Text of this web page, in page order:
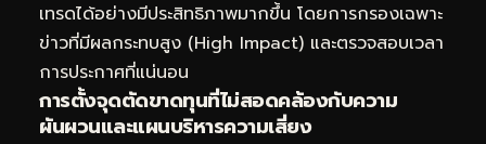
เทรดได้อย่างมีประสิทธิภาพมากขึ้น โดยการกรองเฉพาะ
ข่าวที่มีผลกระทบสูง (High Impact) และตรวจสอบเวลา
การประกาศที่แน่นอน
การตั้งจุดตัดขาดทุนที่ไม่สอดคล้องกับความ
ผันผวนและแผนบริหารความเสี่ยง